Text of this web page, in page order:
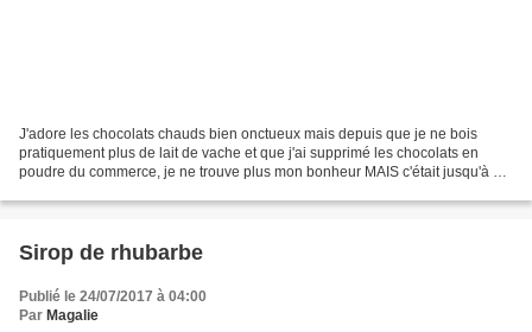
J'adore les chocolats chauds bien onctueux mais depuis que je ne bois
pratiquement plus de lait de vache et que j'ai supprimé les chocolats en
poudre du commerce, je ne trouve plus mon bonheur MAIS c'était jusqu'à ce
Sirop de rhubarbe
Publié le 24/07/2017 à 04:00
Par Magalie